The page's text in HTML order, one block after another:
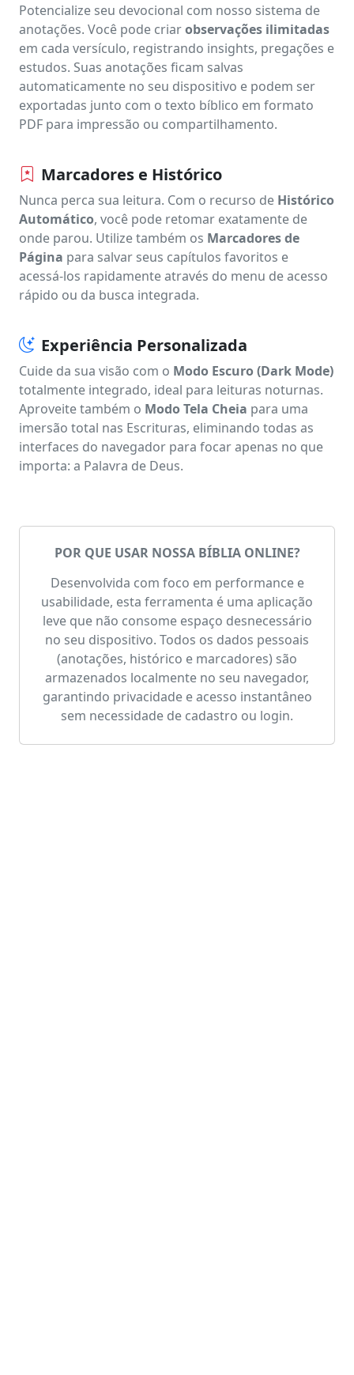
Potencialize seu devocional com nosso sistema de
anotações. Você pode criarobservações ilimitadas
em cada versículo, registrando insights, pregações e
estudos. Suas anotações ficam salvas
automaticamente no seu dispositivo e podem ser
exportadas junto com o texto bíblico em formato
PDF para impressão ou compartilhamento.
Marcadores e Histórico
Nunca perca sua leitura. Com o recurso de Histórico
Automático, você pode retomar exatamente de
onde parou. Utilize também os Marcadores de
Página para salvar seus capítulos favoritos e
acessá-los rapidamente através do menu de acesso
rápido ou da busca integrada.
Experiência Personalizada
Cuide da sua visão com o Modo Escuro (Dark Mode)
totalmente integrado, ideal para leituras noturnas.
Aproveite também o Modo Tela Cheia para uma
imersão total nas Escrituras, eliminando todas as
interfaces do navegador para focar apenas no que
importa: a Palavra de Deus.
POR QUE USAR NOSSA BÍBLIA ONLINE?
Desenvolvida com foco em performance e
usabilidade, esta ferramenta é uma aplicação
leve que não consome espaço desnecessário
no seu dispositivo. Todos os dados pessoais
(anotações, histórico e marcadores) são
armazenados localmente no seu navegador,
garantindo privacidade e acesso instantâneo
sem necessidade de cadastro ou login.